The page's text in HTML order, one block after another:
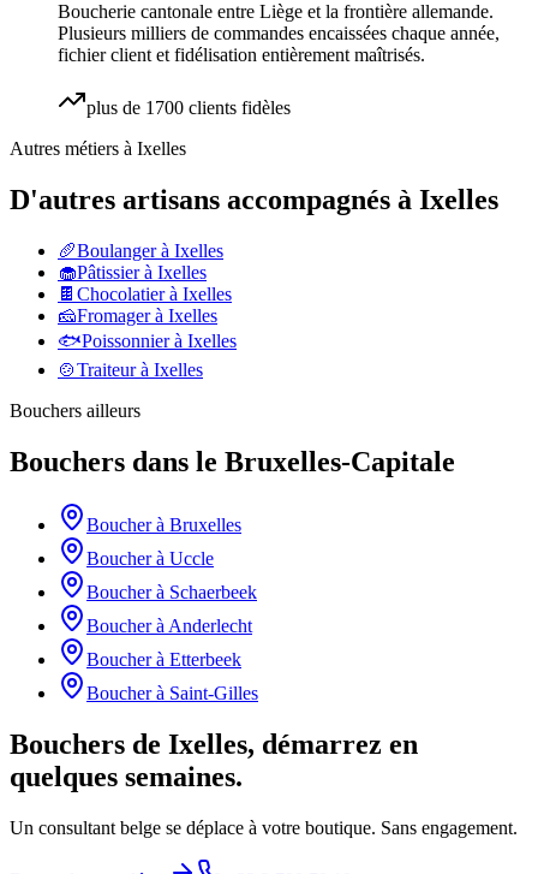
Boucherie cantonale entre Liège et la frontière allemande.
Plusieurs milliers de commandes encaissées chaque année,
fichier client et fidélisation entièrement maîtrisés.
plus de 1700 clients fidèles
Autres métiers à Ixelles
D'autres artisans accompagnés à Ixelles
🥖Boulangerà Ixelles
🧁Pâtissierà Ixelles
🍫 Chocolatierà Ixelles
🧀Fromagerà Ixelles
🐟Poissonnierà Ixelles
🍲Traiteurà Ixelles
Bouchers ailleurs
Bouchers dans le Bruxelles-Capitale
Boucherà Bruxelles
Boucherà Uccle
Boucherà Schaerbeek
Boucherà Anderlecht
Boucherà Etterbeek
Boucherà Saint-Gilles
Bouchers de Ixelles, démarrez en
quelques semaines.
Un consultant belge se déplace à votre boutique. Sans engagement.